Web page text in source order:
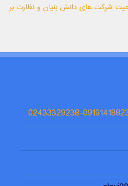
شرکت های دانش بنیان و نظارت بر
02433329238-